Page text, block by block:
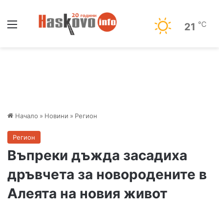
21 ℃
Начало » Новини » Регион
Регион
Въпреки дъжда засадиха
дръвчета за новородените в
Алеята на новия живот